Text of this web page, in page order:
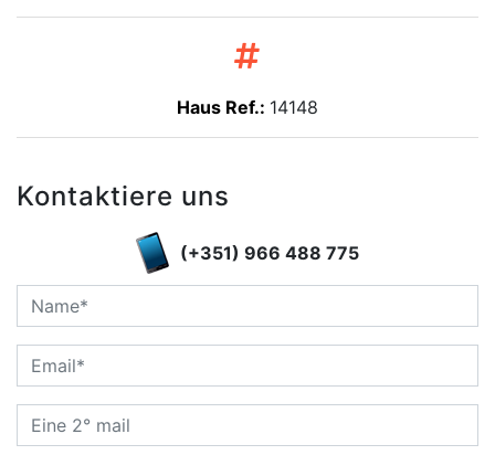
Haus Ref.: 14148
Kontaktiere uns
(+351) 966 488 775